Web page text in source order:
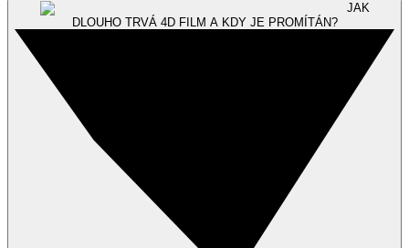
JAK
DLOUHO TRVÁ 4D FILM A KDY JE PROMÍTÁN?